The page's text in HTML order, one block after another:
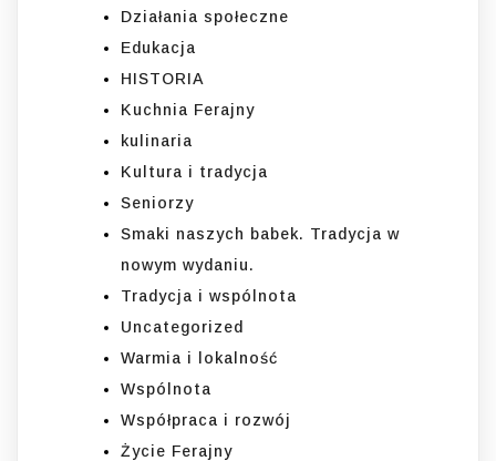
Działania społeczne
Edukacja
HISTORIA
Kuchnia Ferajny
kulinaria
Kultura i tradycja
Seniorzy
Smaki naszych babek. Tradycja w
nowym wydaniu.
Tradycja i wspólnota
Uncategorized
Warmia i lokalność
Wspólnota
Współpraca i rozwój
Życie Ferajny